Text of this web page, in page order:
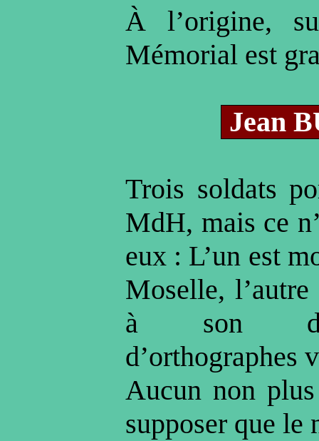
À l’origine,
Mémorial est
Jean
Trois soldats
MdH, mais ce
eux : L’un est
Moselle, l’autre
à son
d’orthographes
Aucun non
supposer que le